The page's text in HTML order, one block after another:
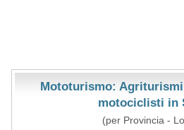
Mototurismo:
motociclisti in
(per Provincia -